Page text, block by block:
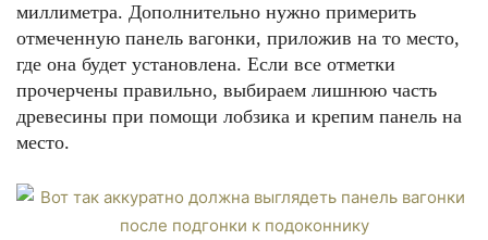
миллиметра. Дополнительно нужно примерить
отмеченную панель вагонки, приложив на то место,
где она будет установлена. Если все отметки
прочерчены правильно, выбираем лишнюю часть
древесины при помощи лобзика и крепим панель на
место.